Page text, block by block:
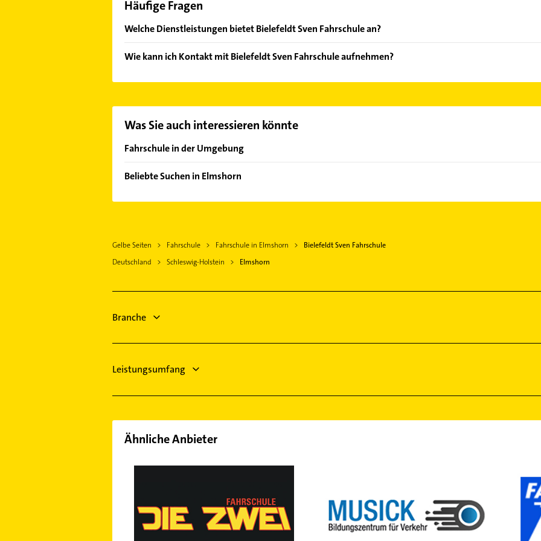
Häufige Fragen
Welche Dienstleistungen bietet Bielefeldt Sven Fahrschule an?
Wie kann ich Kontakt mit Bielefeldt Sven Fahrschule aufnehmen?
Was Sie auch interessieren könnte
Fahrschule in der Umgebung
Uetersen
Barmstedt
Schenefeld
Henstedt-Ulzburg
Beliebte Suchen in Elmshorn
Steuerberater
Rohrreinigung
Lüftungsanlagen
Gelbe Seiten Fahrschule Fahrschule in Elmshorn
Bielefeldt Sven Fahrschule
Deutschland
Schleswig-Holstein Elmshorn
Branche
Leistungsumfang
Ähnliche Anbieter